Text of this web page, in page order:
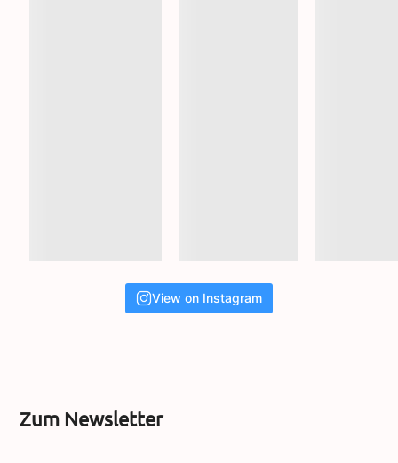
View on Instagram
Zum Newsletter